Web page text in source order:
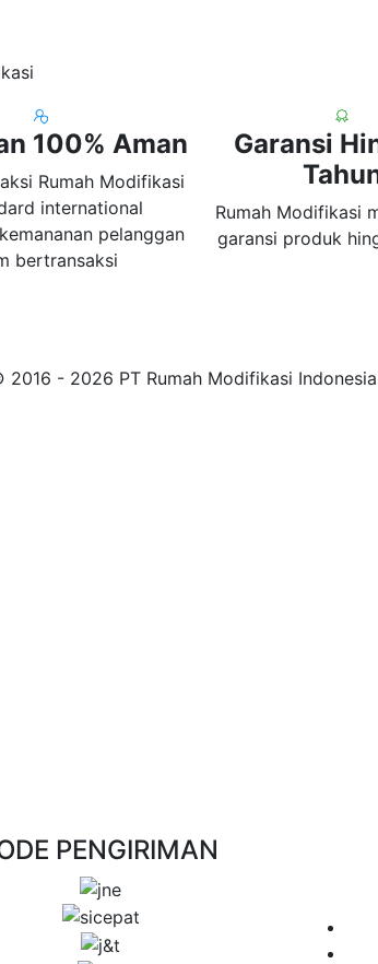
100% Aman
Rumah Modifikasi
international
pelanggan
bertransaksi
Garansi
Rumah Modifikasi
garansi produk
2016 - 2026 PT Rumah Modifikasi Indonesia
PENGIRIMAN